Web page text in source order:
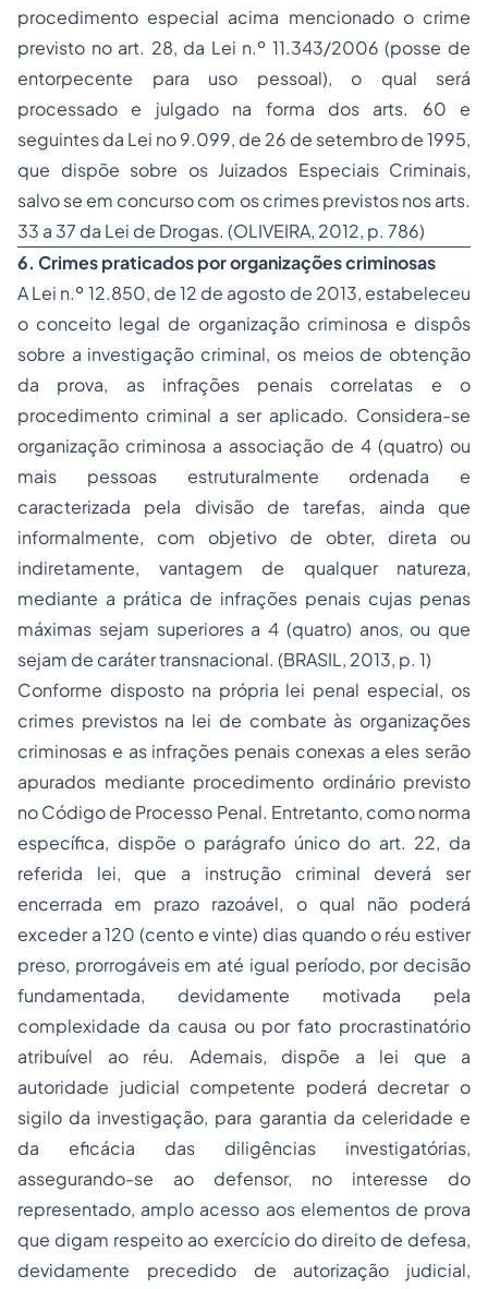
procedimento especial acima mencionado o crime
previsto no art. 28, da Lei n.º 11.343/2006 (posse de
entorpecente para uso pessoal), o qual será
processado e julgado na forma dos arts. 60 e
seguintes da Lei no 9.099, de 26 de setembro de 1995,
que dispõe sobre os Juizados Especiais Criminais,
salvo se em concurso com os crimes previstos nos arts.
33 a 37 da Lei de Drogas. (OLIVEIRA, 2012, p. 786)
6. Crimes praticados por organizações criminosas
A Lei n.º 12.850, de 12 de agosto de 2013, estabeleceu
o conceito legal de organização criminosa e dispôs
sobre a investigação criminal, os meios de obtenção
da prova, as infrações penais correlatas e o
procedimento criminal a ser aplicado. Considera-se
organização criminosa a associação de 4 (quatro) ou
mais pessoas estruturalmente ordenada e
caracterizada pela divisão de tarefas, ainda que
informalmente, com objetivo de obter, direta ou
indiretamente, vantagem de qualquer natureza,
mediante a prática de infrações penais cujas penas
máximas sejam superiores a 4 (quatro) anos, ou que
sejam de caráter transnacional. (BRASIL, 2013, p. 1)
Conforme disposto na própria lei penal especial, os
crimes previstos na lei de combate às organizações
criminosas e as infrações penais conexas a eles serão
apurados mediante procedimento ordinário previsto
no Código de Processo Penal. Entretanto, como norma
específica, dispõe o parágrafo único do art. 22, da
referida lei, que a instrução criminal deverá ser
encerrada em prazo razoável, o qual não poderá
exceder a 120 (cento e vinte) dias quando o réu estiver
preso, prorrogáveis em até igual período, por decisão
fundamentada, devidamente motivada pela
complexidade da causa ou por fato procrastinatório
atribuível ao réu. Ademais, dispõe a lei que a
autoridade judicial competente poderá decretar o
sigilo da investigação, para garantia da celeridade e
da eficácia das diligências investigatórias,
assegurando-se ao defensor, no interesse do
representado, amplo acesso aos elementos de prova
que digam respeito ao exercício do direito de defesa,
devidamente precedido de autorização judicial,